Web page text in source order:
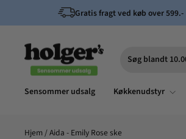
Gratis fragt ved køb over 599.-
Søg blandt
Søg
Sensommer udsalg
Køkkenudstyr
Hjem /Aida - Emily Rose ske